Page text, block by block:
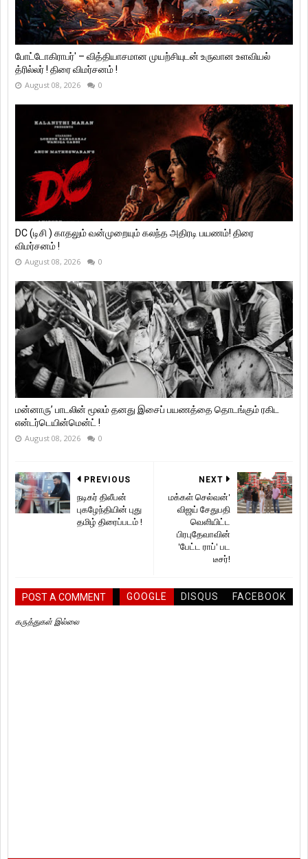
போட்டோகிராபர்' – வித்தியாசமான முயற்சியுடன் உருவான உளவியல்
த்ரில்லர் ! திரை விமர்சனம் !
August 08, 2026 0
DC (டிசி ) காதலும் வன்முறையும் கலந்த அதிரடி பயணம்! திரை
விமர்சனம் !
August 08, 2026 0
மன்னாரு’ பாடலின் மூலம் தனது இசைப் பயணத்தை தொடங்கும் ரகிட
என்டர்டெயின்மென்ட் !
August 08, 2026 0
NEXT
மக்கள் செல்வன்'
விஜய் சேதுபதி
வெளியிட்ட
பிரபுதேவாவின்
'பேட்ட ராப்' பட
டீசர்!
PREVIOUS
நடிகர் திலீபன்
புகழேந்தியின் புது
தமிழ் திரைப்படம் !
POST A COMMENT GOOGLE DISQUS FACEBOOK
கருத்துகள் இல்லை